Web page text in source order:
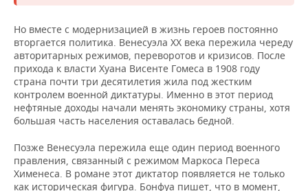
Но вместе с модернизацией в жизнь героев постоянно
вторгается политика. Венесуэла XX века пережила череду
авторитарных режимов, переворотов и кризисов. После
прихода к власти Хуана Висенте Гомеса в 1908 году
страна почти три десятилетия жила под жестким
контролем военной диктатуры. Именно в этот период
нефтяные доходы начали менять экономику страны, хотя
большая часть населения оставалась бедной.
Позже Венесуэла пережила еще один период военного
правления, связанный с режимом Маркоса Переса
Хименеса. В романе этот диктатор появляется не только
как историческая фигура. Бонфуа пишет, что в момент,